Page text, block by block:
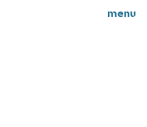
menu